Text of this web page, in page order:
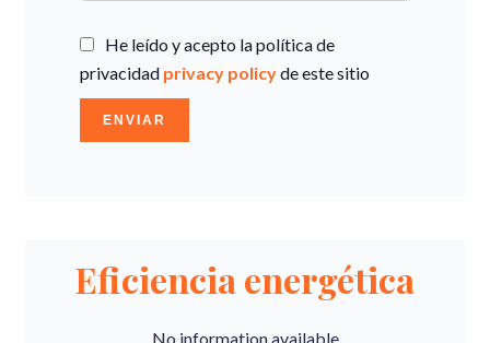
He leído y acepto la política de
privacidad privacy policyde este sitio
ENVIAR
Eficiencia energética
No information available